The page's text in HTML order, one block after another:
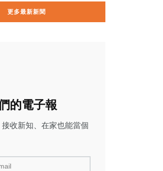
更多最新新聞
的電子報
收新知、在家也能當個